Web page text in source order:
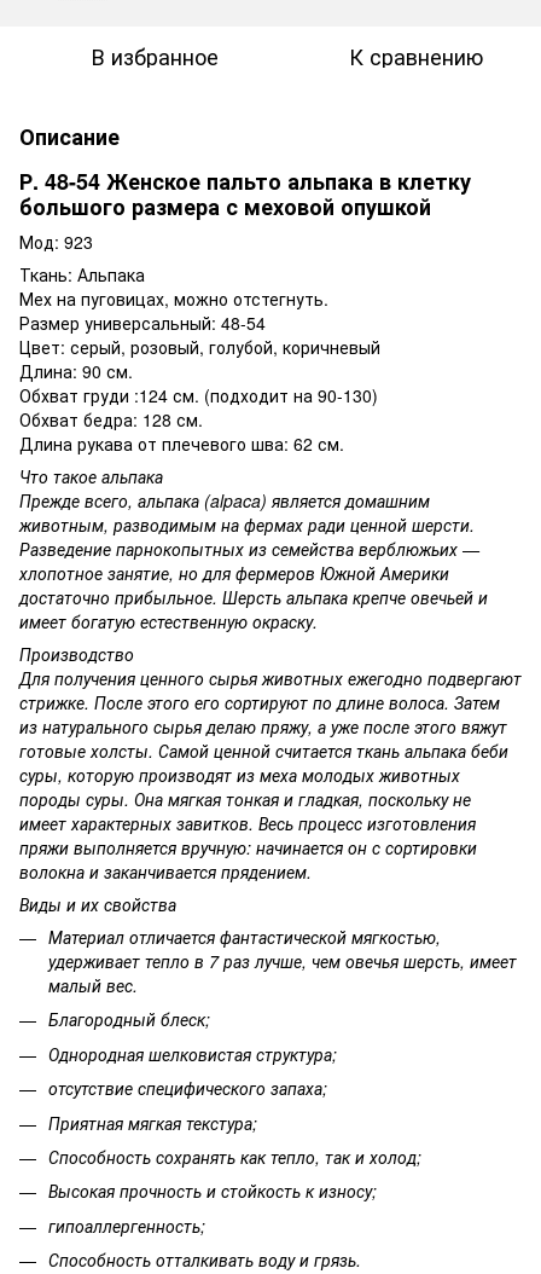
В избранное К сравнению
Описание
Р. 48-54 Женское пальто альпака в клетку
большого размера с меховой опушкой
Мод: 923
Ткань: Альпака
Мех на пуговицах, можно отстегнуть.
Размер универсальный: 48-54
Цвет: серый, розовый, голубой, коричневый
Длина: 90 см.
Обхват груди :124 см. (подходит на 90-130)
Обхват бедра: 128 см.
Длина рукава от плечевого шва: 62 см.
Что такое альпака
Прежде всего, альпака (alpaca) является домашним
животным, разводимым на фермах ради ценной шерсти.
Разведение парнокопытных из семейства верблюжьих —
хлопотное занятие, но для фермеров Южной Америки
достаточно прибыльное. Шерсть альпака крепче овечьей и
имеет богатую естественную окраску.
Производство
Для получения ценного сырья животных ежегодно подвергают
стрижке. После этого его сортируют по длине волоса. Затем
из натурального сырья делаю пряжу, а уже после этого вяжут
готовые холсты. Самой ценной считается ткань альпака беби
суры, которую производят из меха молодых животных
породы суры. Она мягкая тонкая и гладкая, поскольку не
имеет характерных завитков. Весь процесс изготовления
пряжи выполняется вручную: начинается он с сортировки
волокна и заканчивается прядением.
Виды и их свойства
Материал отличается фантастической мягкостью,
удерживает тепло в 7 раз лучше, чем овечья шерсть, имеет
малый вес.
Благородный блеск;
Однородная шелковистая структура;
отсутствие специфического запаха;
Приятная мягкая текстура;
Способность сохранять как тепло, так и холод;
Высокая прочность и стойкость к износу;
гипоаллергенность;
Способность отталкивать воду и грязь.